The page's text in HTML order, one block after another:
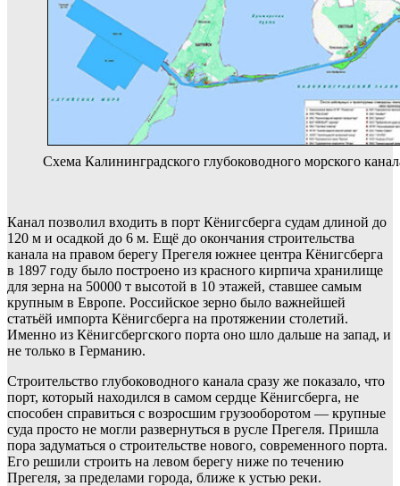
Схема Калининградского глубоководного морского
Канал позволил входить в порт Кёнигсберга судам длиной до
120 м и осадкой до 6 м. Ещё до окончания строительства
канала на правом берегу Прегеля южнее центра Кёнигсберга
в 1897 году было построено из красного кирпича хранилище
для зерна на 50000 т высотой в 10 этажей, ставшее самым
крупным в Европе. Российское зерно было важнейшей
статьёй импорта Кёнигсберга на протяжении столетий.
Именно из Кёнигсбергского порта оно шло дальше на запад, и
не только в Германию.
Строительство глубоководного канала сразу же показало, что
порт, который находился в самом сердце Кёнигсберга, не
способен справиться с возросшим грузооборотом — крупные
суда просто не могли развернуться в русле Прегеля. Пришла
пора задуматься о строительстве нового, современного порта.
Его решили строить на левом берегу ниже по течению
Прегеля, за пределами города, ближе к устью реки.